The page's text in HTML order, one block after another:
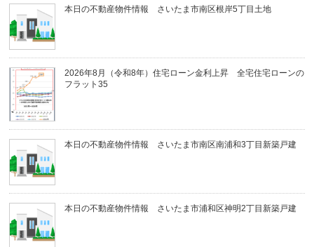
本日の不動産物件情報 さいたま市南区根岸5丁目土地
2026年8月（令和8年）住宅ローン金利上昇 全宅住宅ローンの
フラット35
本日の不動産物件情報 さいたま市南区南浦和3丁目新築戸建
本日の不動産物件情報 さいたま市浦和区神明2丁目新築戸建